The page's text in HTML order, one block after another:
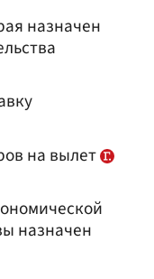
назначен
на вылет
назначен